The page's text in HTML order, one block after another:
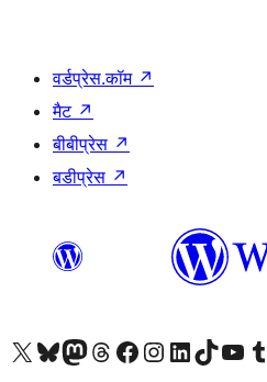
वर्डप्रेस.कॉम ↗
मैट ↗
बीबीप्रेस ↗
बडीप्रेस ↗
Visit our X (formerly Twitter) account
हमारे बलुस्की खाते पर जाएँVisit our Mastodon account
हमारे थ्रेड्स अकाउंट पर जाएंहमारे फेसबुक पेज पर जाएँहमारे इंस्टाग्राम अकाउंट पर जाएंहमारे लिंक्डइन खाते पर जाएँहमारे टिकटॉक खाते पर जाएँहमारे यूट्यूब चैनल पर जाएंहमारे Tumblr खाते पर जाएँ